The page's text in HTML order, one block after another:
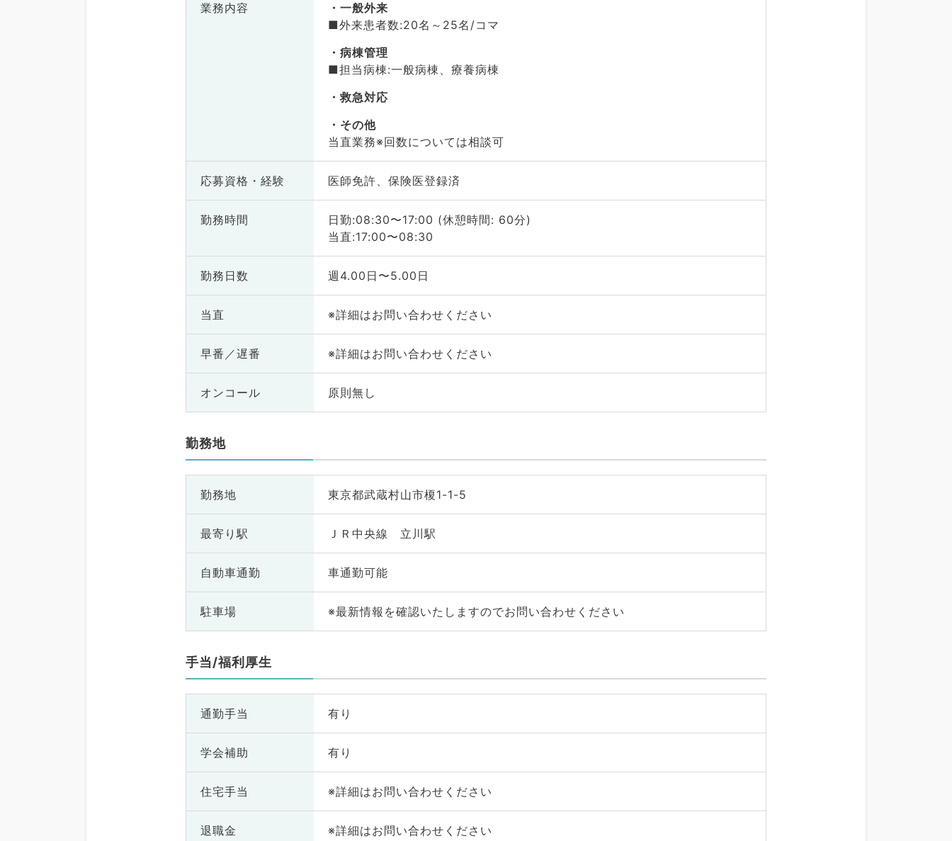
業務内容
一般外来
■外来患者数:20名～25名/コマ
病棟管理
■担当病棟:一般病棟、療養病棟
救急対応
その他
当直業務※回数については相談可
応募資格・ 経験 医師免許、保険医登録済
勤務時間
日勤:08:30〜17:00 (休憩時間: 60分)
当直:17:00〜08:30
勤務日数 週4.00日〜5.00日
当直 ※詳細はお問い合わせください
早番／遅番 ※詳細はお問い合わせください
オンコール 原則無し
勤務地
勤務地 東京都武蔵村山市榎1-1-5
最寄り駅 ＪＲ中央線 立川駅
自動車通勤 車通勤可能
駐車場 ※最新情報を確認いたしますのでお問い合わせください
手当/福利厚生
通勤手当 有り
学会補助 有り
住宅手当 ※詳細はお問い合わせください
退職金 ※詳細はお問い合わせください